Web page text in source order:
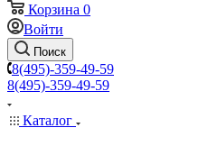
Корзина 0
Войти
Поиск
8(495)-359-49-59
8(495)-359-49-59
Каталог